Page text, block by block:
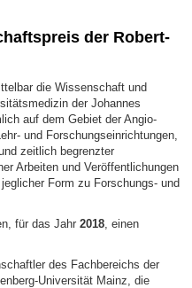
der Robert-
die Wissenschaft und
der Johannes
auf dem Gebiet der Angio-
und Forschungseinrichtungen,
zeitlich begrenzter
Arbeiten und Veröffentlichungen
Form zu Forschungs- und
für das Jahr 2018 , einen
des Fachbereichs der
Universität Mainz, die